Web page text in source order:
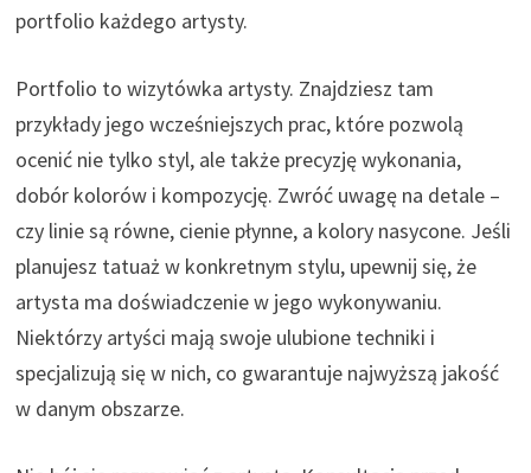
portfolio każdego artysty.
Portfolio to wizytówka artysty. Znajdziesz tam
przykłady jego wcześniejszych prac, które pozwolą
ocenić nie tylko styl, ale także precyzję wykonania,
dobór kolorów i kompozycję. Zwróć uwagę na detale –
czy linie są równe, cienie płynne, a kolory nasycone. Jeśli
planujesz tatuaż w konkretnym stylu, upewnij się, że
artysta ma doświadczenie w jego wykonywaniu.
Niektórzy artyści mają swoje ulubione techniki i
specjalizują się w nich, co gwarantuje najwyższą jakość
w danym obszarze.